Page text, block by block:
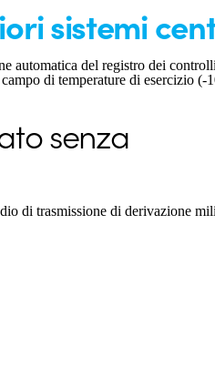
sistemi
automatica del registro dei
di temperature di esercizio (-
senza
di trasmissione di derivazione